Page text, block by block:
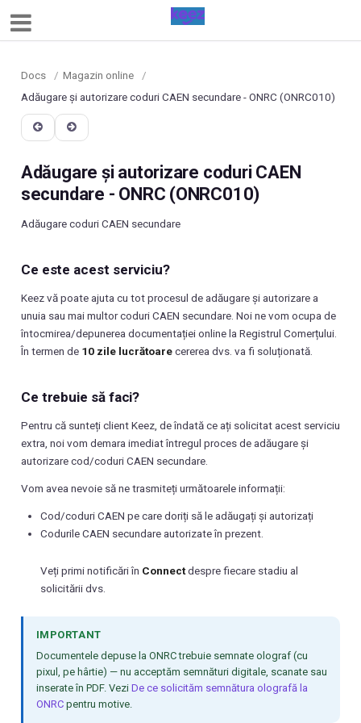
Docs / Magazin online
/
Adăugare și autorizare coduri CAEN secundare - ONRC (ONRC010)
Adăugare și autorizare coduri CAEN
secundare - ONRC (ONRC010)
Adăugare coduri CAEN secundare
Ce este acest serviciu?
Keez vă poate ajuta cu tot procesul de adăugare și autorizare a
unuia sau mai multor coduri CAEN secundare. Noi ne vom ocupa de
întocmirea/depunerea documentației online la Registrul Comerțului.
În termen de 10 zile lucrătoarecererea dvs. va fi soluționată.
Ce trebuie să faci?
Pentru că sunteți client Keez, de îndată ce ați solicitat acest serviciu
extra, noi vom demara imediat întregul proces de adăugare și
autorizare cod/coduri CAEN secundare.
Vom avea nevoie să ne trasmiteți următoarele informații:
Cod/coduri CAEN pe care doriți să le adăugați și autorizați
Codurile CAEN secundare autorizate în prezent.
Veți primi notificări în Connectdespre fiecare stadiu al
solicitării dvs.
IMPORTANT
Documentele depuse la ONRC trebuie semnate olograf (cu
pixul, pe hârtie) — nu acceptăm semnături digitale, scanate sau
inserate în PDF. Vezi De ce solicităm semnătura olografă la
ONRCpentru motive.